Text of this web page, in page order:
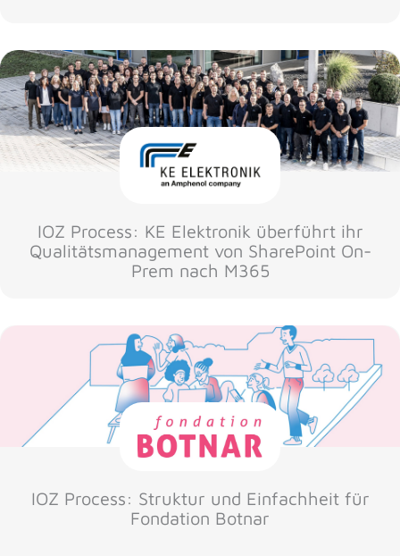
IOZ Process: KE Elektronik überführt ihr
Qualitätsmanagement von SharePoint On-
Prem nach M365
IOZ Process: Struktur und Einfachheit für
Fondation Botnar